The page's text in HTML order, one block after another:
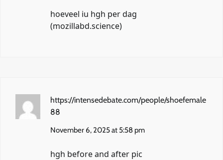
hoeveel iu hgh per dag
(mozillabd.science)
https://intensedebate.com/people/shoefemale
88
November 6, 2025 at 5:58 pm
hgh before and after pic